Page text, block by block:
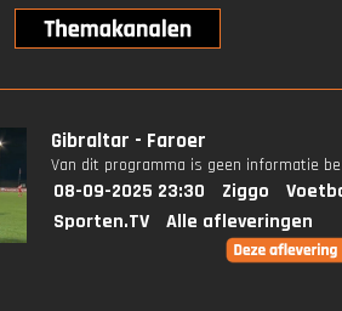
Gibraltar - Faroer
Van dit programma is geen informatie
08-09-2025 23:30 Ziggo
Sporten.TV
Alle afleveringen